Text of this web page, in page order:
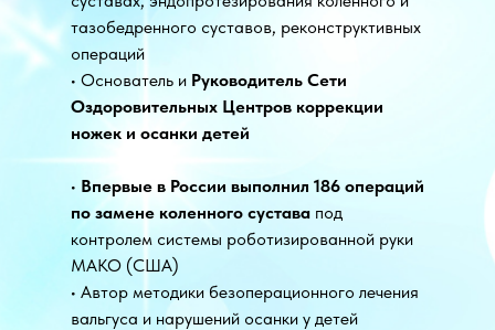
тазобедренного суставов, реконструктивных
операций
• Основатель и Руководитель Сети
Оздоровительных Центров коррекции
ножек и осанки детей
• Впервые в России выполнил 186 операций
по замене коленного сустава под
контролем системы роботизированной руки
МАКО (США)
• Автор методики безоперационного лечения
вальгуса и нарушений осанки у детей